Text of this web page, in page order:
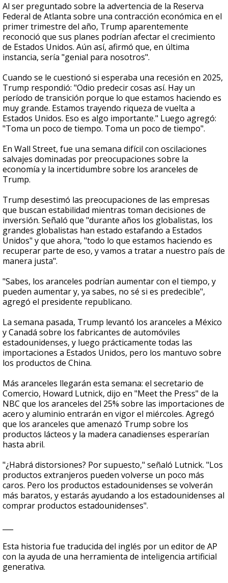
Al ser preguntado sobre la advertencia de la Reserva
Federal de Atlanta sobre una contracción económica en el
primer trimestre del año, Trump aparentemente
reconoció que sus planes podrían afectar el crecimiento
de Estados Unidos. Aún así, afirmó que, en última
instancia, sería "genial para nosotros".
Cuando se le cuestionó si esperaba una recesión en 2025,
Trump respondió: "Odio predecir cosas así. Hay un
período de transición porque lo que estamos haciendo es
muy grande. Estamos trayendo riqueza de vuelta a
Estados Unidos. Eso es algo importante." Luego agregó:
"Toma un poco de tiempo. Toma un poco de tiempo".
En Wall Street, fue una semana difícil con oscilaciones
salvajes dominadas por preocupaciones sobre la
economía y la incertidumbre sobre los aranceles de
Trump.
Trump desestimó las preocupaciones de las empresas
que buscan estabilidad mientras toman decisiones de
inversión. Señaló que "durante años los globalistas, los
grandes globalistas han estado estafando a Estados
Unidos" y que ahora, "todo lo que estamos haciendo es
recuperar parte de eso, y vamos a tratar a nuestro país de
manera justa".
"Sabes, los aranceles podrían aumentar con el tiempo, y
pueden aumentar y, ya sabes, no sé si es predecible",
agregó el presidente republicano.
La semana pasada, Trump levantó los aranceles a México
y Canadá sobre los fabricantes de automóviles
estadounidenses, y luego prácticamente todas las
importaciones a Estados Unidos, pero los mantuvo sobre
los productos de China.
Más aranceles llegarán esta semana: el secretario de
Comercio, Howard Lutnick, dijo en "Meet the Press" de la
NBC que los aranceles del 25% sobre las importaciones de
acero y aluminio entrarán en vigor el miércoles. Agregó
que los aranceles que amenazó Trump sobre los
productos lácteos y la madera canadienses esperarían
hasta abril.
"¿Habrá distorsiones? Por supuesto," señaló Lutnick. "Los
productos extranjeros pueden volverse un poco más
caros. Pero los productos estadounidenses se volverán
más baratos, y estarás ayudando a los estadounidenses al
comprar productos estadounidenses".
Esta historia fue traducida del inglés por un editor de AP
con la ayuda de una herramienta de inteligencia artificial
generativa.